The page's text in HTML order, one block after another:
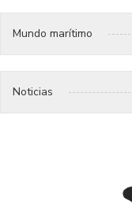
Mundo marítimo
Noticias